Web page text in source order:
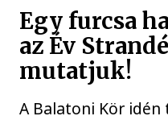
Egy furcsa
az Év
mutatjuk!
A Balatoni Kör